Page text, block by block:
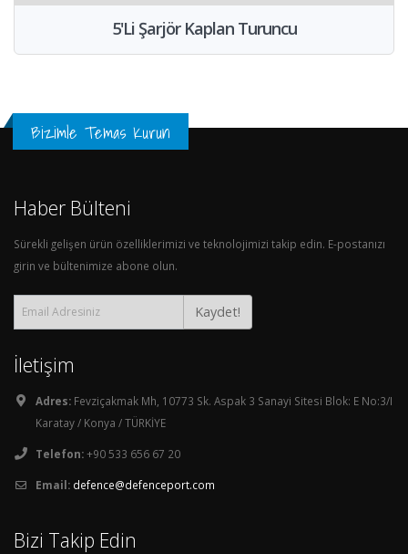
5'Li Şarjör Kaplan Turuncu
Bizimle Temas Kurun
Haber Bülteni
Sürekli gelişen ürün özelliklerimizi ve teknolojimizi takip edin. E-postanızı
girin ve bültenimize abone olun.
Kaydet!
İletişim
Adres: Fevziçakmak Mh, 10773 Sk. Aspak 3 Sanayi Sitesi Blok: E No:3/I
Karatay / Konya / TÜRKİYE
Telefon:+90 533 656 67 20
Email: defence@defenceport.com
Bizi Takip Edin